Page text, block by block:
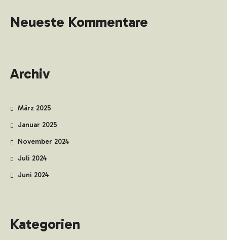
Neueste Kommentare
Archiv
März 2025
Januar 2025
November 2024
Juli 2024
Juni 2024
Kategorien